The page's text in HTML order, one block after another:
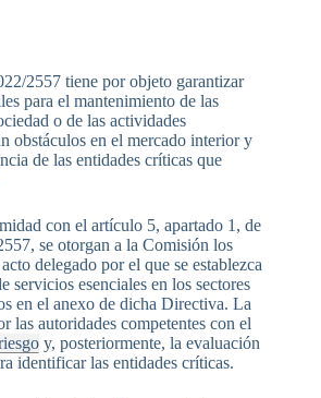
2557 tiene por objeto garantizar
para el mantenimiento de las
o de las actividades
obstáculos en el mercado interior y
de las entidades críticas que
con el artículo 5, apartado 1, de
se otorgan a la Comisión los
delegado por el que se establezca
servicios esenciales en los sectores
en el anexo de dicha Directiva. La
las autoridades competentes con el
y, posteriormente, la evaluación
identificar las entidades críticas.